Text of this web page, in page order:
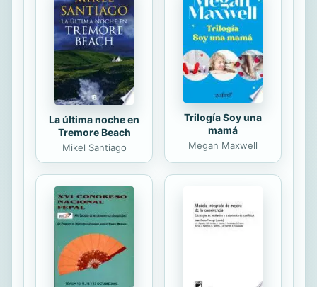
work is in the public domain in the
United States of America, and
possibly other nations. Within the
United States, you may freely copy
and distribute...
La última noche en
Tremore Beach
Mikel Santiago
Trilogía Soy una
mamá
Megan Maxwell